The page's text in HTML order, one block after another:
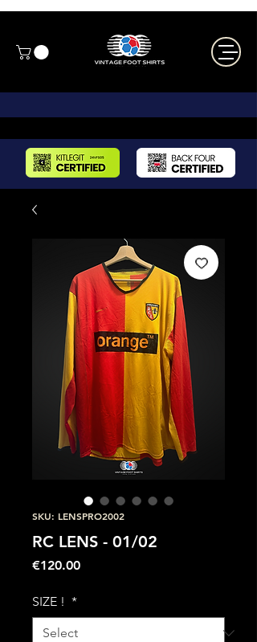
SKU: LENSPRO2002
RC LENS - 01/02
€120.00Price
SIZE ! *